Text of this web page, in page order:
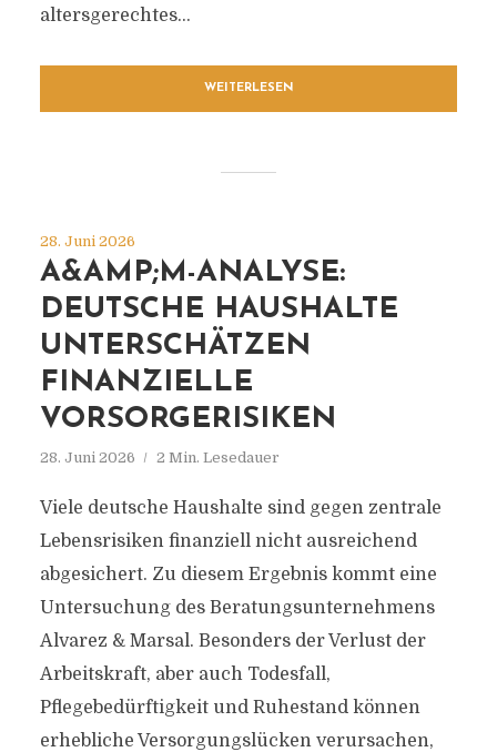
SUENDIGE-FRUECHTE.DE
Aktuelle Informationen rund um Finanzen,
Immobilien, Anlagen & Akteure im
altersgerechtes...
WEITERLESEN
28. Juni 2026
A&AMP;M-ANALYSE:
DEUTSCHE HAUSHALTE
UNTERSCHÄTZEN
FINANZIELLE
VORSORGERISIKEN
28. Juni 2026 2 Min. Lesedauer
Viele deutsche Haushalte sind gegen zentrale
Lebensrisiken finanziell nicht ausreichend
abgesichert. Zu diesem Ergebnis kommt eine
Untersuchung des Beratungsunternehmens
Alvarez & Marsal. Besonders der Verlust der
Arbeitskraft, aber auch Todesfall,
Pflegebedürftigkeit und Ruhestand können
erhebliche Versorgungslücken verursachen,